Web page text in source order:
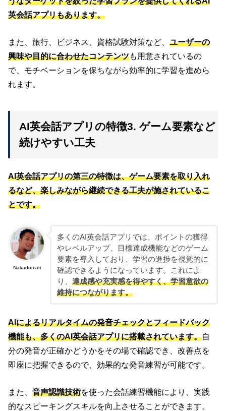
英会話アプリもあります。
また、旅行、ビジネス、資格試験対策など、ユーザーの
興味や目的に合わせたコンテンツも用意されているの
で、モチベーションを保ちながら効率的に学習を進めら
れます。
AI英会話アプリの特徴3. ゲーム要素など
続けやすい工夫
AI英会話アプリの第三の特徴は、ゲーム要素を取り入れ
るなど、楽しみながら継続できる工夫が施されているこ
とです。
Nakadomari
多くのAI英会話アプリでは、ポイントの獲得
やレベルアップ、目標達成機能などのゲーム
要素を導入しており、学習の進捗を視覚的に
確認できるようになっています。これによ
り、 達成感や充実感を得やすく、学習意欲の
維持につながります。
AIによるリアルタイムの発音チェックとフィードバック
機能も、多くのAI英会話アプリに搭載されています。自
分の発音が正確かどうかをその場で確認でき、改善点を
即座に把握できるので、効果的な発音練習が可能です。
また、音声認識技術を使った会話練習機能により、実践
的なスピーキングスキルを向上させることができます。